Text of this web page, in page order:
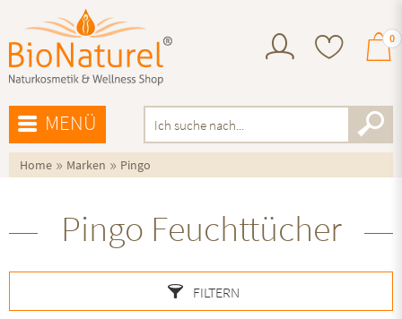
0
MENÜ
Home » Marken » Pingo
Pingo Feuchttücher
FILTERN